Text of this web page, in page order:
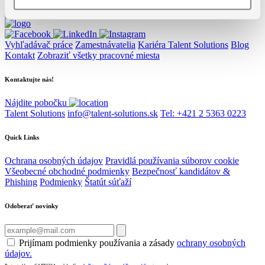
Vyhľadávač práce Zamestnávatelia Kariéra Talent Solutions Blog
Kontakt Zobraziť všetky pracovné miesta
Kontaktujte nás!
Nájdite pobočku
Talent Solutions info@talent-solutions.sk Tel: +421 2 5363 0223
Quick Links
Ochrana osobných údajov Pravidlá používania súborov cookie
Všeobecné obchodné podmienky Bezpečnosť kandidátov &
Phishing Podmienky Štatút súťaží
Odoberať novinky
Prijímam podmienky používania a zásady ochrany osobných
údajov.